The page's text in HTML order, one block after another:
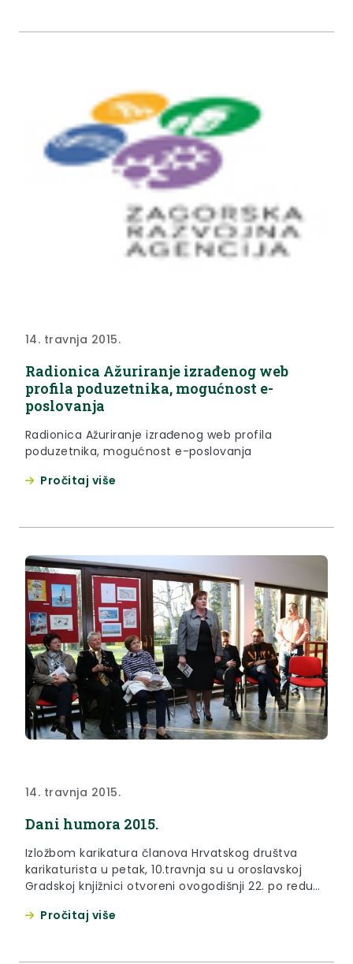
14. travnja 2015.
Radionica Ažuriranje izrađenog web
profila poduzetnika, mogućnost e-
poslovanja
Radionica Ažuriranje izrađenog web profila
poduzetnika, mogućnost e-poslovanja
Pročitaj više
14. travnja 2015.
Dani humora 2015.
Izložbom karikatura članova Hrvatskog društva
karikaturista u petak, 10.travnja su u oroslavskoj
Gradskoj knjižnici otvoreni ovogodišnji 22. po redu
župana za društvene djelatnosti Jasna Petek.
Pročitaj više